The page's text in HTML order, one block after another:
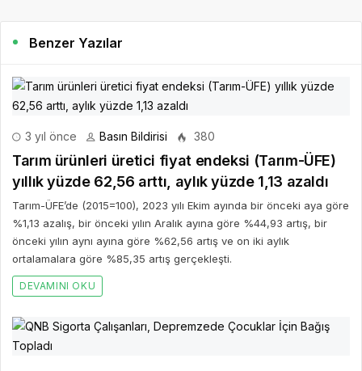
Benzer Yazılar
3 yıl önce Basın Bildirisi 380
Tarım ürünleri üretici fiyat endeksi (Tarım-ÜFE)
yıllık yüzde 62,56 arttı, aylık yüzde 1,13 azaldı
Tarım-ÜFE’de (2015=100), 2023 yılı Ekim ayında bir önceki aya göre
%1,13 azalış, bir önceki yılın Aralık ayına göre %44,93 artış, bir
önceki yılın aynı ayına göre %62,56 artış ve on iki aylık
ortalamalara göre %85,35 artış gerçekleşti.
DEVAMINI OKU